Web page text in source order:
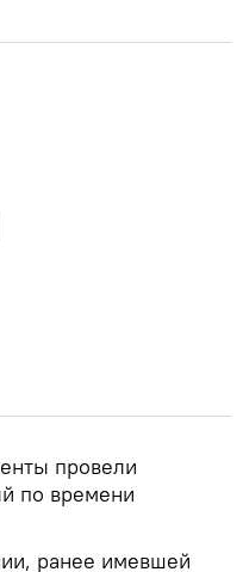
провели
по времени
ранее имевшей